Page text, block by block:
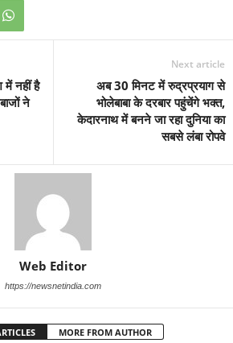
नहीं है
ने
Next article
अब 30 म‍िनट में रुद्रप्रयाग से
भोलेबाबा के दरबार पहुंचेंगे भक्‍त,
केदारनाथ में बनने जा रहा दुन‍िया का
सबसे लंबा रोपवे
Web Editor
https://newsnetindia.com
MORE FROM AUTHOR